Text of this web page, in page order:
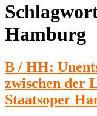
Hamburg
B / HH:
zwischen der
Staatsoper